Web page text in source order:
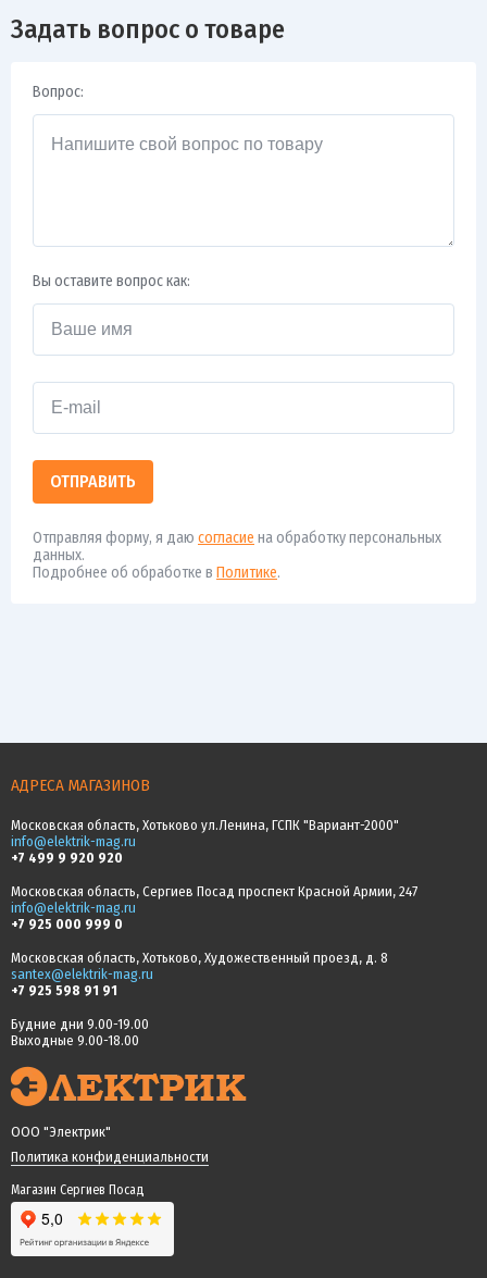
Задать вопрос о товаре
Вопрос:
Вы оставите вопрос как:
ОТПРАВИТЬ
Отправляя форму, я даю согласие на обработку персональных
данных.
Подробнее об обработке в Политике.
АДРЕСА МАГАЗИНОВ
Московская область, Хотьково ул.Ленина, ГСПК "Вариант-2000"
info@elektrik-mag.ru
+7 499 9 920 920
Московская область, Сергиев Посад проспект Красной Армии, 247
info@elektrik-mag.ru
+7 925 000 999 0
Московская область, Хотьково, Художественный проезд, д. 8
santex@elektrik-mag.ru
+7 925 598 91 91
Будние дни 9.00-19.00
Выходные 9.00-18.00
ООО "Электрик"
Политика конфиденциальности
Магазин Сергиев Посад